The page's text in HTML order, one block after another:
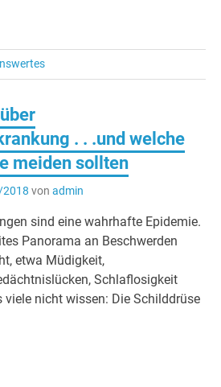
. . .und welche
meiden sollten
von admin
sind eine wahrhafte Epidemie.
Panorama an Beschwerden
etwa Müdigkeit,
Schlaflosigkeit
nicht wissen: Die Schilddrüse